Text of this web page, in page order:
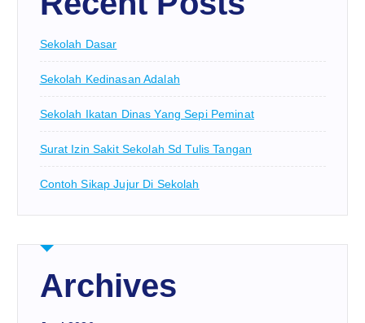
Sekolah Dasar
Sekolah Kedinasan Adalah
Sekolah Ikatan Dinas Yang Sepi Peminat
Surat Izin Sakit Sekolah Sd Tulis Tangan
Contoh Sikap Jujur Di Sekolah
Archives